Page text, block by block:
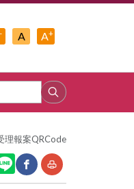
- A中
A+
級
搜
尋
理報案QRCode